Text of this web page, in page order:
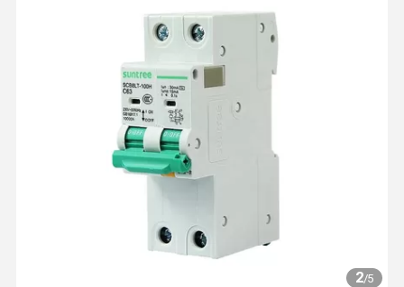
2/5